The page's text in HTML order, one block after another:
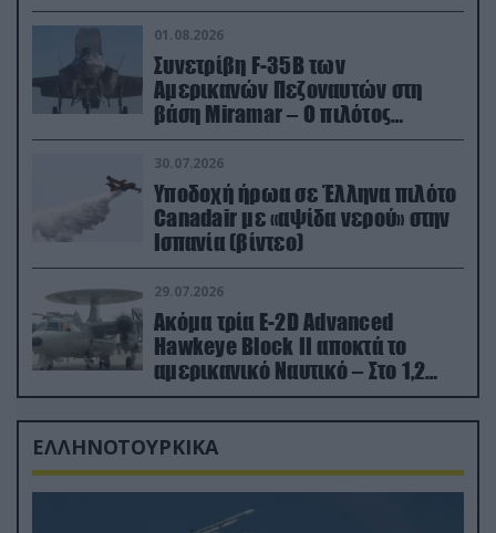
01.08.2026
Συνετρίβη F-35B των
Αμερικανών Πεζοναυτών στη
βάση Miramar – Ο πιλότος
εκτινάχθηκε εγκαίρως
30.07.2026
Υποδοχή ήρωα σε Έλληνα πιλότο
Canadair με «αψίδα νερού» στην
Ισπανία (βίντεο)
29.07.2026
Ακόμα τρία E-2D Advanced
Hawkeye Block II αποκτά το
αμερικανικό Ναυτικό – Στο 1,2
δισ.δολάρια το κόστος
ΕΛΛΗΝΟΤΟΥΡΚΙΚΑ